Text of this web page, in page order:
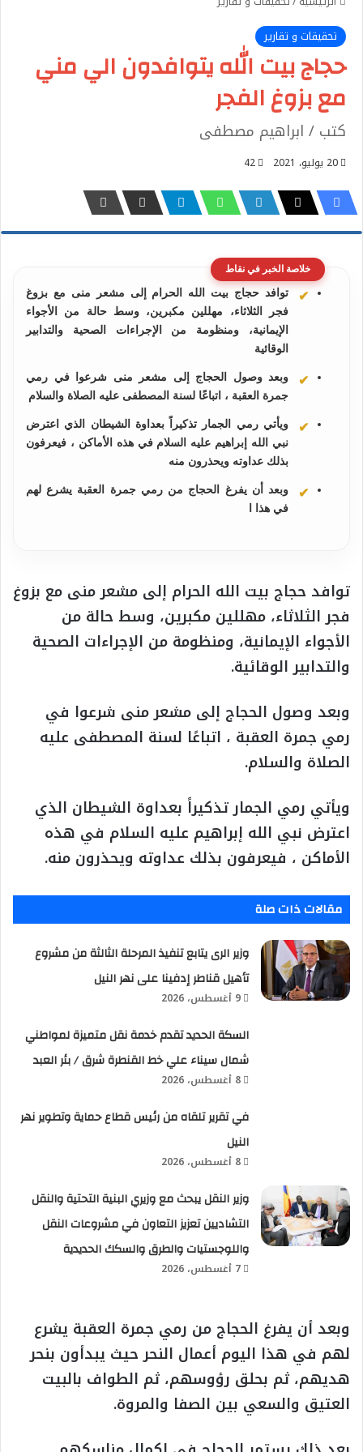
تحقيقات و تقارير
حجاج بيت الله يتوافدون الي مني
مع بزوغ الفجر
كتب / ابراهيم مصطفى
20 يوليو، 2021 42
خلاصة الخبر في نقاط
توافد حجاج بيت الله الحرام إلى مشعر منى مع بزوغ
فجر الثلاثاء، مهللين مكبرين، وسط حالة من الأجواء
الإيمانية، ومنظومة من الإجراءات الصحية والتدابير
الوقائية
وبعد وصول الحجاج إلى مشعر منى شرعوا في رمي
جمرة العقبة ، اتباعًا لسنة المصطفى عليه الصلاة والسلام
ويأتي رمي الجمار تذكيراً بعداوة الشيطان الذي اعترض
نبي الله إبراهيم عليه السلام في هذه الأماكن ، فيعرفون
بذلك عداوته ويحذرون منه
وبعد أن يفرغ الحجاج من رمي جمرة العقبة يشرع لهم
في هذا ا
توافد حجاج بيت الله الحرام إلى مشعر منى مع بزوغ
فجر الثلاثاء، مهللين مكبرين، وسط حالة من
الأجواء الإيمانية، ومنظومة من الإجراءات الصحية
والتدابير الوقائية.
وبعد وصول الحجاج إلى مشعر منى شرعوا في
رمي جمرة العقبة ، اتباعًا لسنة المصطفى عليه
الصلاة والسلام.
ويأتي رمي الجمار تذكيراً بعداوة الشيطان الذي
اعترض نبي الله إبراهيم عليه السلام في هذه
الأماكن ، فيعرفون بذلك عداوته ويحذرون منه.
مقالات ذات صلة
وزير الرى يتابع تنفيذ المرحلة الثالثة من مشروع
تأهيل قناطر إدفينا على نهر النيل
9 أغسطس، 2026
السكة الحديد تقدم خدمة نقل متميزة لمواطني
شمال سيناء علي خط القنطرة شرق / بئر العبد
8 أغسطس، 2026
في تقرير تلقاه من رئيس قطاع حماية وتطوير نهر
النيل
8 أغسطس، 2026
وزير النقل يبحث مع وزيري البنية التحتية والنقل
التشاديين تعزيز التعاون في مشروعات النقل
واللوجستيات والطرق والسكك الحديدية
7 أغسطس، 2026
وبعد أن يفرغ الحجاج من رمي جمرة العقبة يشرع
لهم في هذا اليوم أعمال النحر حيث يبدأون بنحر
هديهم، ثم بحلق رؤوسهم، ثم الطواف بالبيت
العتيق والسعي بين الصفا والمروة.